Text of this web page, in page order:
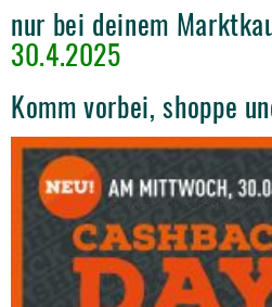
nur bei deinem
30.4.2025
Komm vorbei, shoppe